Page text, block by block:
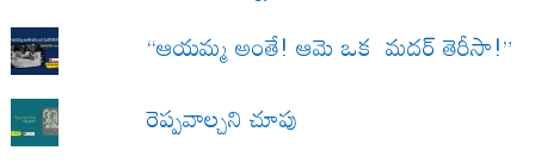
“ఆయమ్మ అంతే! ఆమె ఒక మదర్ తెరీసా!”
రెప్పవాల్చని చూపు